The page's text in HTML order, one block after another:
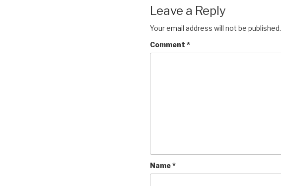
Leave a Reply
Your email address will not be published.
Comment *
Name*